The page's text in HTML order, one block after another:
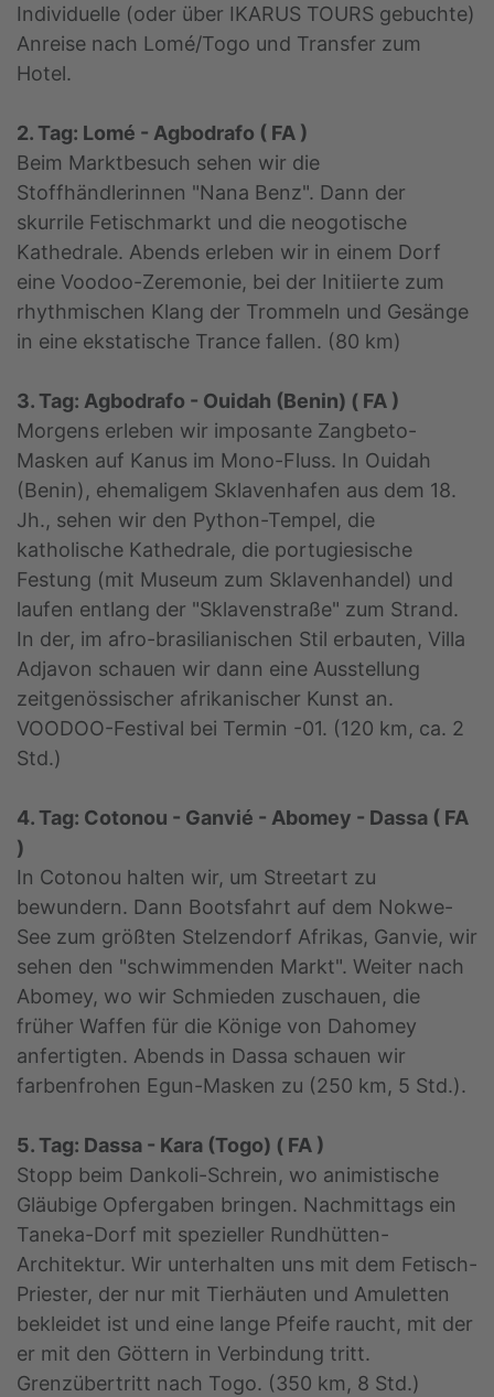
Individuelle (oder über IKARUS TOURS gebuchte)
Anreise nach Lomé/Togo und Transfer zum
Hotel.
2. Tag: Lomé - Agbodrafo ( FA )
Beim Marktbesuch sehen wir die
Stoffhändlerinnen "Nana Benz". Dann der
skurrile Fetischmarkt und die neogotische
Kathedrale. Abends erleben wir in einem Dorf
eine Voodoo-Zeremonie, bei der Initiierte zum
rhythmischen Klang der Trommeln und Gesänge
in eine ekstatische Trance fallen. (80 km)
3. Tag: Agbodrafo - Ouidah (Benin) ( FA )
Morgens erleben wir imposante Zangbeto-
Masken auf Kanus im Mono-Fluss. In Ouidah
(Benin), ehemaligem Sklavenhafen aus dem 18.
Jh., sehen wir den Python-Tempel, die
katholische Kathedrale, die portugiesische
Festung (mit Museum zum Sklavenhandel) und
laufen entlang der "Sklavenstraße" zum Strand.
In der, im afro-brasilianischen Stil erbauten, Villa
Adjavon schauen wir dann eine Ausstellung
zeitgenössischer afrikanischer Kunst an.
VOODOO-Festival bei Termin -01. (120 km, ca. 2
Std.)
4. Tag: Cotonou - Ganvié - Abomey - Dassa ( FA
)
In Cotonou halten wir, um Streetart zu
bewundern. Dann Bootsfahrt auf dem Nokwe-
See zum größten Stelzendorf Afrikas, Ganvie, wir
sehen den "schwimmenden Markt". Weiter nach
Abomey, wo wir Schmieden zuschauen, die
früher Waffen für die Könige von Dahomey
anfertigten. Abends in Dassa schauen wir
farbenfrohen Egun-Masken zu (250 km, 5 Std.).
5. Tag: Dassa - Kara (Togo) ( FA )
Stopp beim Dankoli-Schrein, wo animistische
Gläubige Opfergaben bringen. Nachmittags ein
Taneka-Dorf mit spezieller Rundhütten-
Architektur. Wir unterhalten uns mit dem Fetisch-
Priester, der nur mit Tierhäuten und Amuletten
bekleidet ist und eine lange Pfeife raucht, mit der
er mit den Göttern in Verbindung tritt.
Grenzübertritt nach Togo. (350 km, 8 Std.)